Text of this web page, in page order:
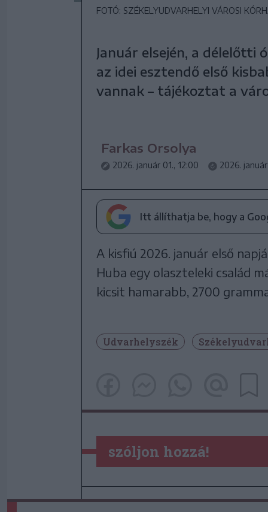
FOTÓ: SZÉKELYUDVARHELYI VÁROSI
Január elsején, a
az idei esztendő első
vannak – tájékoztat a
Farkas Orsolya
2026. január 01., 12:00 2026.
Itt állíthatja be, hogy a
A kisfiú 2026. január első
Huba egy olaszteleki család
kicsit hamarabb, 2700
Udvarhelyszék
szóljon hozzá!